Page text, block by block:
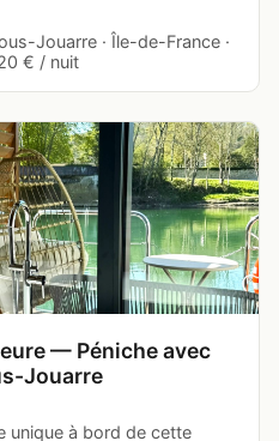
Jouarre · Île-de-France ·
€ / nuit
— Péniche avec
Jouarre
unique à bord de cette